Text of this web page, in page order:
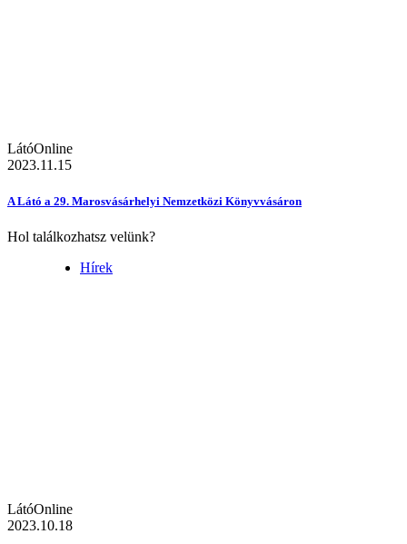
LátóOnline
2023.11.15
A Látó a 29. Marosvásárhelyi Nemzetközi Könyvvásáron
Hol találkozhatsz velünk?
Hírek
LátóOnline
2023.10.18